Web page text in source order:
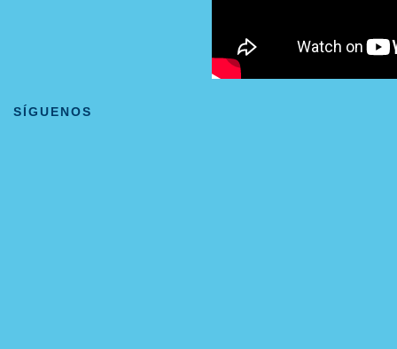
SÍGUENOS